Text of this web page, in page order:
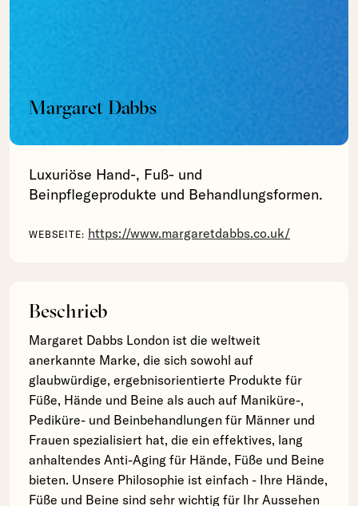
Margaret Dabbs
Luxuriöse Hand-, Fuß- und
Beinpflegeprodukte und Behandlungsformen.
WEBSEITE: https://www.margaretdabbs.co.uk/
Beschrieb
Margaret Dabbs London ist die weltweit
anerkannte Marke, die sich sowohl auf
glaubwürdige, ergebnisorientierte Produkte für
Füße, Hände und Beine als auch auf Maniküre-,
Pediküre- und Beinbehandlungen für Männer und
Frauen spezialisiert hat, die ein effektives, lang
anhaltendes Anti-Aging für Hände, Füße und Beine
bieten. Unsere Philosophie ist einfach - Ihre Hände,
Füße und Beine sind sehr wichtig für Ihr Aussehen